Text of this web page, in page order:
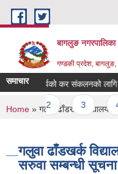
Skip to main content
बागलुङ नगरपालिका
गण्डकी प्रदेश, बागलुङ,
समाचार
बिभिन्न कार्यको कर संकलनको लागि
Pages
1 3 4
You are here
Home » गलुवा ढाँडखर्क
गलुवा ढाँडखर्क
सरुवा सम्बन्धी